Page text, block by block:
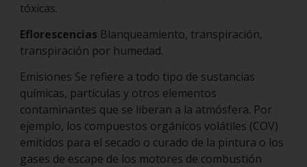
tóxicas.
Eflorescencias Blanqueamiento, transpiración,
transpiración por humedad.
Emisiones Se refiere a todo tipo de sustancias
químicas, partículas y otros elementos
contaminantes que se liberan a la atmósfera. Por
ejemplo, los compuestos orgánicos volátiles (COV)
emitidos para el secado o curado de la pintura o los
gases de escape de los motores de combustión